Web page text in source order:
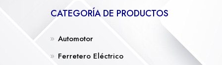
CATEGORÍA DE PRODUCTOS
Automotor
Ferretero Eléctrico